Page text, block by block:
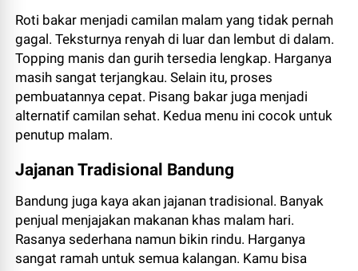
Roti bakar menjadi camilan malam yang tidak pernah
gagal. Teksturnya renyah di luar dan lembut di dalam.
Topping manis dan gurih tersedia lengkap. Harganya
masih sangat terjangkau. Selain itu, proses
pembuatannya cepat. Pisang bakar juga menjadi
alternatif camilan sehat. Kedua menu ini cocok untuk
penutup malam.
Jajanan Tradisional Bandung
Bandung juga kaya akan jajanan tradisional. Banyak
penjual menjajakan makanan khas malam hari.
Rasanya sederhana namun bikin rindu. Harganya
sangat ramah untuk semua kalangan. Kamu bisa